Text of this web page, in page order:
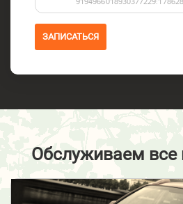
ЗАПИСАТЬСЯ
Обслуживаем